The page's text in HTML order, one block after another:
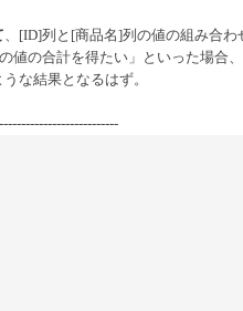
、[ID]列と[商品名]列の値の組み合わ
値の合計を得たい」といった場合、
な結果となるはず。